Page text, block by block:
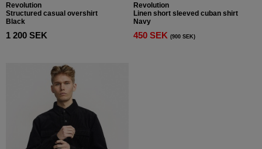
Revolution
Structured casual overshirt
Black
1 200 SEK
Revolution
Linen short sleeved cuban shirt
Navy
450 SEK (900 SEK)